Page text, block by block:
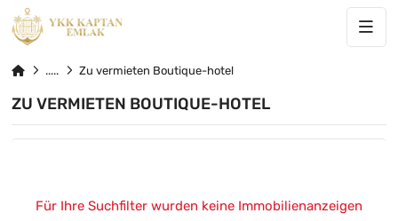
Zu vermieten Boutique-hotel
ZU VERMIETEN BOUTIQUE-HOTEL
Für Ihre Suchfilter wurden keine Immobilienanzeigen